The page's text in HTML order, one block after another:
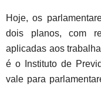
Hoje, os
dois planos, com
aplicadas aos
é o Instituto de
vale para